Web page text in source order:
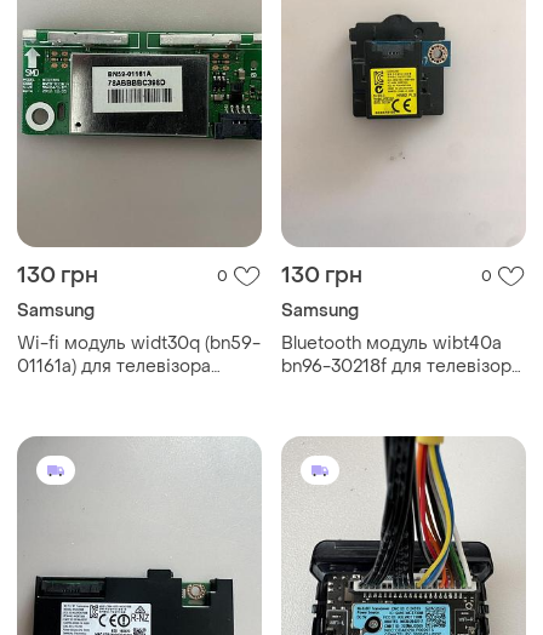
130 грн 0
Samsung
Wi-fi модуль widt30q (bn59-
01161a) для телевізора
130 грн 0
Samsung
Bluetooth модуль wibt40a
bn96-30218f для телевізора